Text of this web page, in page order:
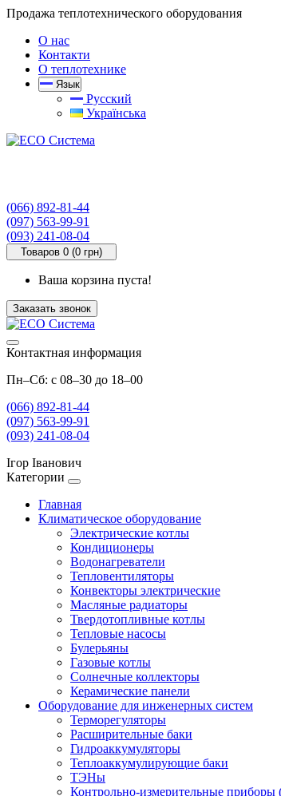
Продажа теплотехнического оборудования
О нас
Контакти
О теплотехнике
Язык
Русский
Українська
(066) 892-81-44
(097) 563-99-91
(093) 241-08-04
Товаров 0 (0 грн)
Ваша корзина пуста!
Заказать звонок
Контактная информация
Пн–Сб: с 08–30 до 18–00
(066) 892-81-44
(097) 563-99-91
(093) 241-08-04
Ігор Іванович
Категории
Главная
Климатическое оборудование
Электрические котлы
Кондиционеры
Водонагреватели
Тепловентиляторы
Конвекторы электрические
Масляные радиаторы
Твердотопливные котлы
Тепловые насосы
Булерьяны
Газовые котлы
Солнечные коллекторы
Керамические панели
Оборудование для инженерных систем
Терморегуляторы
Расширительные баки
Гидроаккумуляторы
Теплоаккумулирующие баки
ТЭНы
Контрольно-измерительные